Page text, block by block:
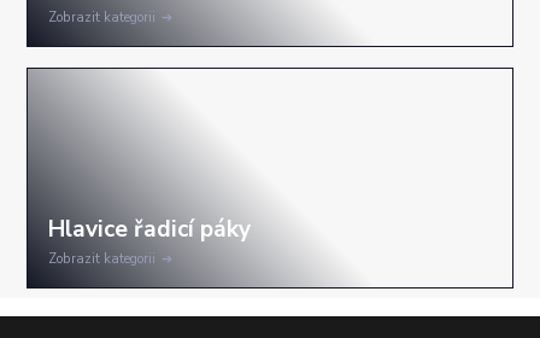
Zobrazit kategorii
Zobrazit kategorii